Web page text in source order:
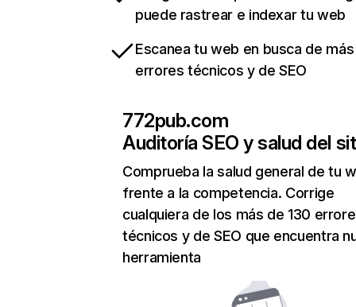
puede rastrear e indexar tu web
Escanea tu web en busca de
errores técnicos y de SEO
772pub.com
Auditoría SEO y salud del
Comprueba la salud general de tu
frente a la competencia. Corrige
cualquiera de los más de 130
técnicos y de SEO que encuentra
herramienta